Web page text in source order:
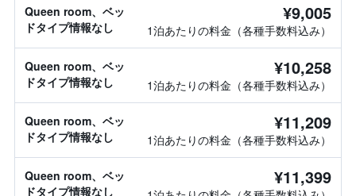
Queen room、ベッ
ドタイプ情報なし
¥9,005
1泊あたりの料金（各種手数料込み）
Queen room、ベッ
ドタイプ情報なし
¥10,258
1泊あたりの料金（各種手数料込み）
Queen room、ベッ
ドタイプ情報なし
¥11,209
1泊あたりの料金（各種手数料込み）
Queen room、ベッ
ドタイプ情報なし
¥11,399